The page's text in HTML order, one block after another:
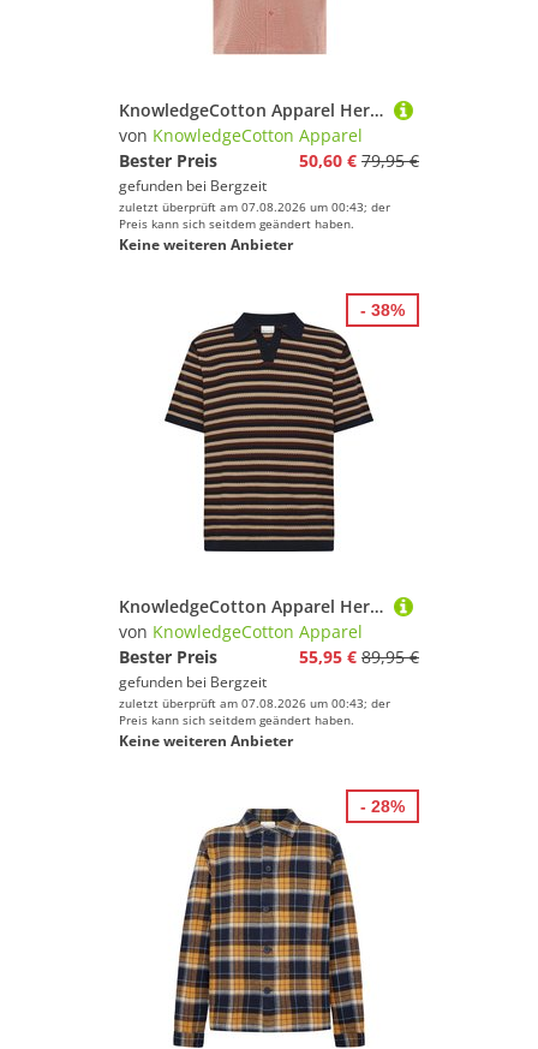
wünschen wir Dir viel Spaß und Erfolg mit Deinem
KnowledgeCotton Apparel Herren Organic Cotton Hemd
von KnowledgeCotton Apparel
Bester Preis
50,60 € 79,95 €
gefunden bei Bergzeit
zuletzt überprüft am 07.08.2026 um 00:43; der
Preis kann sich seitdem geändert haben.
Keine weiteren Anbieter
KnowledgeCotton Apparel Herren Striped Knitted Polo T-Shirt
von KnowledgeCotton Apparel
Bester Preis
55,95 € 89,95 €
gefunden bei Bergzeit
zuletzt überprüft am 07.08.2026 um 00:43; der
Preis kann sich seitdem geändert haben.
Keine weiteren Anbieter
- 38%
- 28%